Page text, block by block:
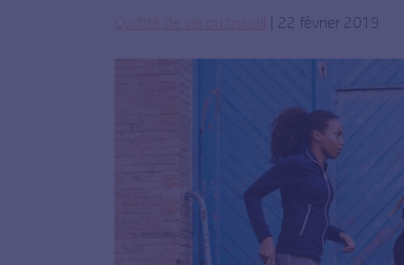
Qualité de vie au travail 22 février 2019